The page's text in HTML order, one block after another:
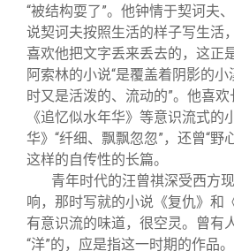
“被结构耍了”。他钟情于契诃夫
说契诃夫按照生活的样子写生活
喜欢他把文字丢来丢去的，这正
阿索林的小说“是覆盖着阴影的
时又是活泼的、流动的”。他喜欢
《追忆似水年华》等意识流式的
华》“纤细、飘飘忽忽”，还曾“野
这样的自传性的长篇。
青年时代的汪曾祺深受西方
响，那时写就的小说《复仇》和
有意识流的味道，很空灵。曾有
“洋”的，应是指这一时期的作品。